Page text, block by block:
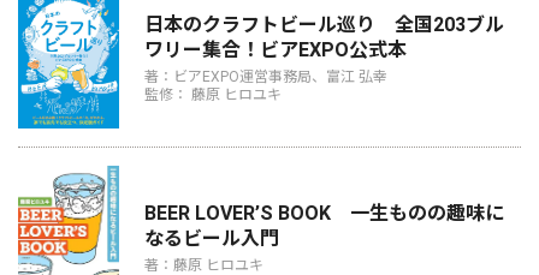
日本のクラフトビール巡り 全国203ブル
ワリー集合！ビアEXPO公式本
著：ビアEXPO運営事務局、富江 弘幸
監修： 藤原 ヒロユキ
BEER LOVER’S BOOK 一生ものの趣味に
なるビール入門
著：藤原 ヒロユキ